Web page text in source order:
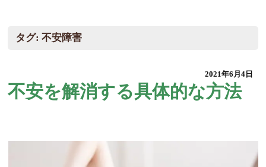
タグ:不安障害
2021年6月4日
不安を解消する具体的な方法